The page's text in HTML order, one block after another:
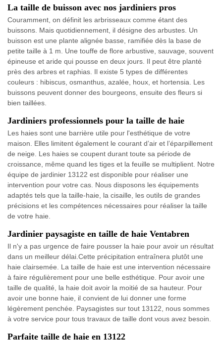
La taille de buisson avec nos jardiniers pros
Couramment, on définit les arbrisseaux comme étant des
buissons. Mais quotidiennement, il désigne des arbustes. Un
buisson est une plante alignée basse, ramifiée dès la base de
petite taille à 1 m. Une touffe de flore arbustive, sauvage, souvent
épineuse et aride qui pousse en deux jours. Il peut être planté
près des arbres et raphias. Il existe 5 types de différentes
couleurs : hibiscus, osmanthus, azalée, houx, et hortensia. Les
buissons peuvent donner des bourgeons, ensuite des fleurs si
bien taillées.
Jardiniers professionnels pour la taille de haie
Les haies sont une barrière utile pour l'esthétique de votre
maison. Elles limitent également le courant d’air et l’éparpillement
de neige. Les haies se coupent durant toute sa période de
croissance, même quand les tiges et la feuille se multiplient. Notre
équipe de jardinier 13122 est disponible pour réaliser une
intervention pour votre cas. Nous disposons les équipements
adaptés tels que la taille-haie, la cisaille, les outils de grandes
précisions et les compétences nécessaires pour réaliser la taille
de votre haie.
Jardinier paysagiste en taille de haie Ventabren
Il n'y a pas urgence de faire pousser la haie pour avoir un résultat
dans un meilleur délai.Cette précipitation entraînera plutôt une
haie clairsemée. La taille de haie est une intervention nécessaire
à faire régulièrement pour une belle esthétique. Pour avoir une
taille de qualité, la haie doit avoir la moitié de sa hauteur. Pour
avoir une bonne haie, il convient de lui donner une forme
légèrement penchée. Paysagistes sur tout 13122, nous sommes
à votre service pour tous travaux de taille dont vous avez besoin.
Parfaite taille de haie en 13122